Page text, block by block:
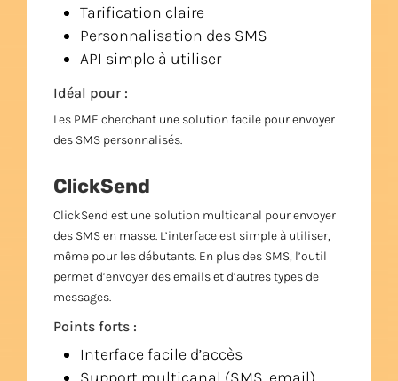
Tarification claire
Personnalisation des SMS
API simple à utiliser
Idéal pour :
Les PME cherchant une solution facile pour envoyer
des SMS personnalisés.
ClickSend
ClickSend est une solution multicanal pour envoyer
des SMS en masse. L’interface est simple à utiliser,
même pour les débutants. En plus des SMS, l’outil
permet d’envoyer des emails et d’autres types de
messages.
Points forts :
Interface facile d’accès